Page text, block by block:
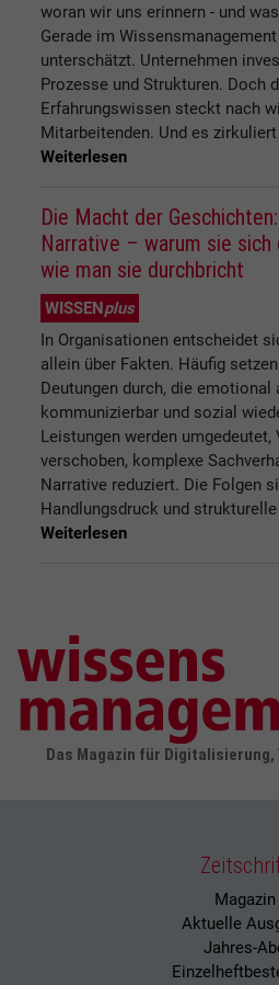
woran wir uns erinnern - und
Gerade im
unterschätzt. Unternehmen
Prozesse und Strukturen. Doch
Erfahrungswissen steckt nach
Mitarbeitenden. Und es
Weiterlesen
Die Macht der
Narrative – warum sie sich
wie man sie durchbricht
WISSENplus
In Organisationen entscheidet
allein über Fakten. Häufig
Deutungen durch, die
kommunizierbar und sozial
Leistungen werden
verschoben, komplexe
Narrative reduziert. Die Folgen
Handlungsdruck und strukturelle
Weiterlesen
Das Magazin für
Magazin
Aktuelle
Jahres-